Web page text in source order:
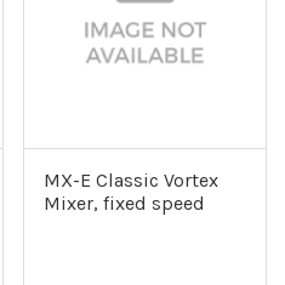
MX-E Classic Vortex
Mixer, fixed speed